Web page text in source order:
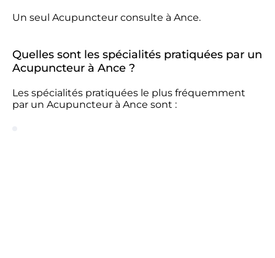
Un seul Acupuncteur consulte à Ance.
Quelles sont les spécialités pratiquées par un
Acupuncteur à Ance ?
Les spécialités pratiquées le plus fréquemment
par un Acupuncteur à Ance sont :